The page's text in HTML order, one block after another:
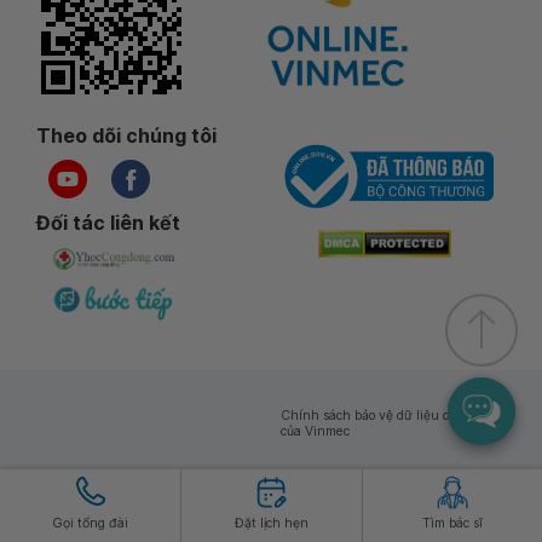
Gọi tổng đài Đặt lịch hẹn Tìm bác sĩ
Theo dõi chúng tôi
Đối tác liên kết
Bản quyền © 2026 thuộc về Công ty
Cổ phần Bệnh viện Đa khoa Quốc tế
Chính sách bảo vệ dữ liệu cá nhân
của Vinmec
GR Privacy